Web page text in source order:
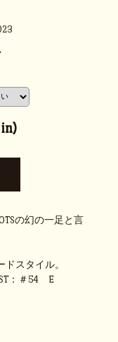
の幻の一足と言
スタイル。
：＃54 E